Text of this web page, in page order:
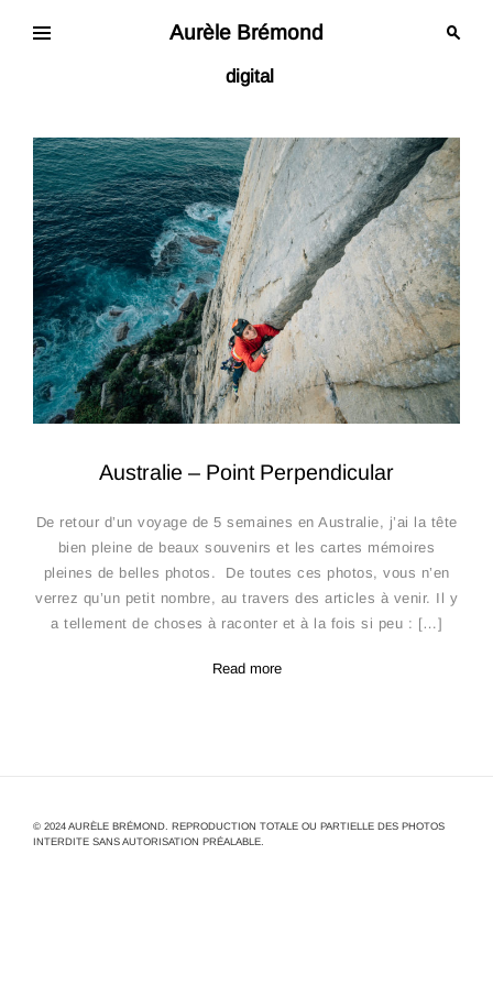
content
Aurèle Brémond
digital
Australie – Point Perpendicular
De retour d’un voyage de 5 semaines en Australie, j’ai la tête
bien pleine de beaux souvenirs et les cartes mémoires
pleines de belles photos. De toutes ces photos, vous n’en
verrez qu’un petit nombre, au travers des articles à venir. Il y
a tellement de choses à raconter et à la fois si peu : […]
Read more
© 2024 AURÈLE BRÉMOND. REPRODUCTION TOTALE OU PARTIELLE DES PHOTOS
INTERDITE SANS AUTORISATION PRÉALABLE.